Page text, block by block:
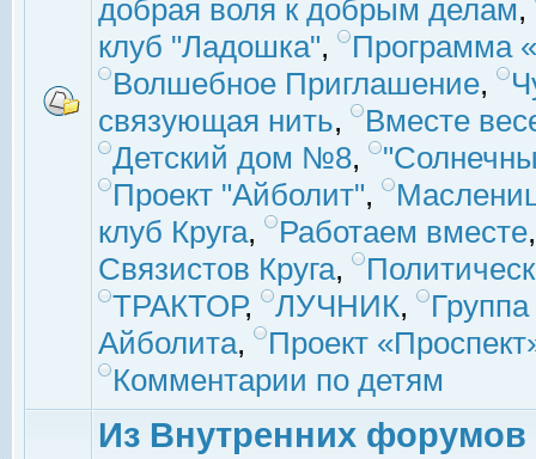
добрая воля к добрым делам,
клуб "Ладошка",
Программа
Волшебное Приглашение,
связующая нить,
Вместе
Детский дом №8,
Проект "Айболит",
клуб Круга, Работаем вместе
Связистов Круга,
ТРАКТОР, ЛУЧНИК,
Айболита,
Проект
Комментарии по детям
Из Внутренних форумов